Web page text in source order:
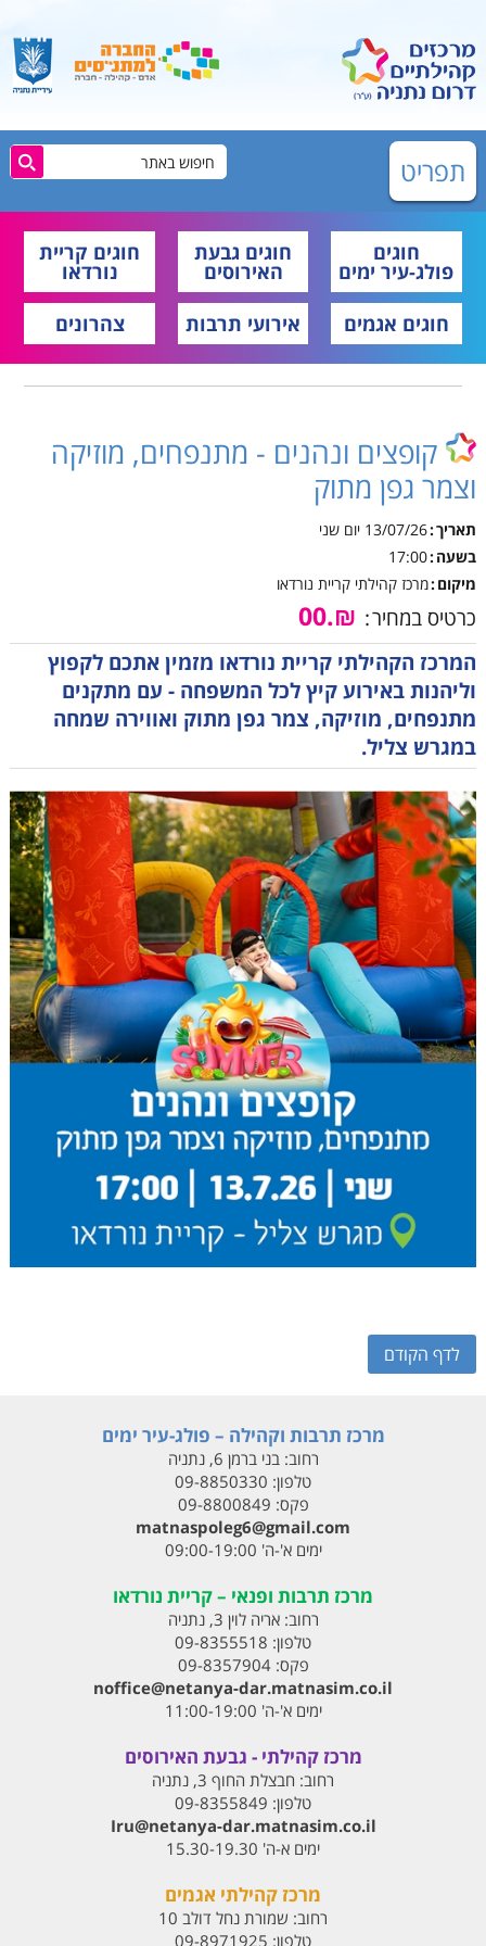
תפריט
חוגים
פולג-עיר ימים
חוגים גבעת
האירוסים
חוגים קריית
נורדאו
חוגים אגמים
אירועי תרבות צהרונים
קופצים ונהנים - מתנפחים, מוזיקה
וצמר גפן מתוק
תאריך 13/07/26 יום שני
בשעה 17:00
מיקום מרכז קהילתי קריית נורדאו
כרטיס במחיר ₪.00
המרכז הקהילתי קריית נורדאו מזמין אתכם לקפוץ
וליהנות באירוע קיץ לכל המשפחה - עם מתקנים
מתנפחים, מוזיקה, צמר גפן מתוק ואווירה שמחה
במגרש צליל.
לדף הקודם
מרכז תרבות וקהילה – פולג-עיר ימים
רחוב:בני ברמן 6, נתניה
טלפון: 09-8850330
פקס: 09-8800849
matnaspoleg6@gmail.com
ימים א'-ה' 09:00-19:00
מרכז תרבות ופנאי – קריית נורדאו
רחוב:אריה לוין 3, נתניה
טלפון: 09-8355518
פקס:09-8357904
noffice@netanya-dar.matnasim.co.il
ימים א'-ה' 11:00-19:00
מרכז קהילתי - גבעת האירוסים
רחוב: חבצלת החוף 3, נתניה
טלפון: 09-8355849
Iru@netanya-dar.matnasim.co.il‏
ימים א-ה' 15.30-19.30
מרכז קהילתי אגמים
רחוב: שמורת נחל דולב 10
טלפון: 09-8971925